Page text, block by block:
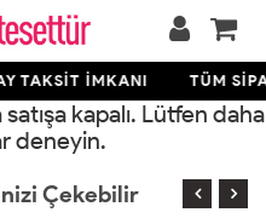
TAKSİT İMKANI TÜM
kapalı. Lütfen daha
deneyin.
Çekebilir